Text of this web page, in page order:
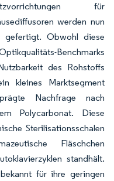
für
werden nun
gefertigt. Obwohl diese
Benchmarks
des Rohstoffs
kleines Marktsegment
Nachfrage nach
Polycarbonat. Diese
Sterilisationsschalen
Fläschchen
standhält.
für ihre geringen